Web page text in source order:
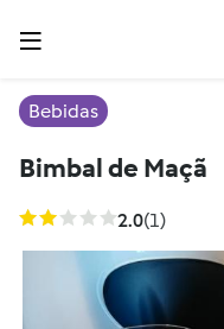
Bebidas
Bimbal de Maçã
2.0(1)